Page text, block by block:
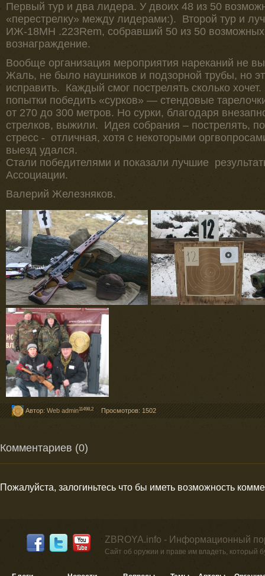
Первый тур и два лидера. У двоих 48 из 50
«перестрелку» между лидерами:). Второй тур и
ИЖ-18МН .223Rem, собравший 50 из 50
вознаграждение.
Вообще организация мероприятия нареканий не
Жаль, не было наушников и подзорной трубы, но
исправить. Каждый смог пострелять сколько
попытки победить «сурков» — стендовые
от 270 до 300 метров. Но сурки, благодаря
стрелков, выжили. Идея собрания – пострелять,
стресс - отличная, хотя с некоторыми
выезд удался.
Стали победителями и показали лучшие
Ассоциации.
Валерий Железняков.
Автор: Web admin11498,2 Просмотров: 1502
Комментариев (0)
Пожалуйста, залогиньтесь что бы иметь возможность
ZBROYA.info - Информационный
Сайт об оружии и праве им владеть, который